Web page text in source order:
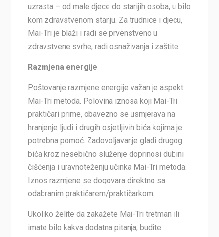
uzrasta – od male djece do starijih osoba, u bilo
kom zdravstvenom stanju. Za trudnice i djecu,
Mai-Tri je blaži i radi se prvenstveno u
zdravstvene svrhe, radi osnaživanja i zaštite.
Razmjena energije
Poštovanje razmjene energije važan je aspekt
Mai-Tri metoda. Polovina iznosa koji Mai-Tri
praktičari prime, obavezno se usmjerava na
hranjenje ljudi i drugih osjetljivih bića kojima je
potrebna pomoć. Zadovoljavanje gladi drugog
bića kroz nesebično služenje doprinosi dubini
čišćenja i uravnoteženju učinka Mai-Tri metoda.
Iznos razmjene se dogovara direktno sa
odabranim praktičarem/praktičarkom.
Ukoliko želite da zakažete Mai-Tri tretman ili
imate bilo kakva dodatna pitanja, budite